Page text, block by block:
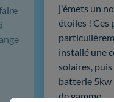
j'émets un
étoiles ! Ces
installé une
solaires,
batterie 5kw
de gamme. …